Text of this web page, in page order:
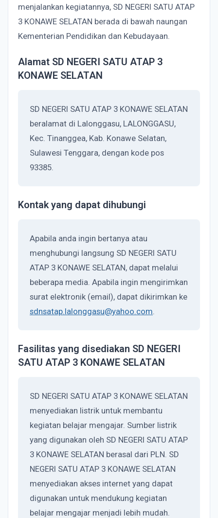
menjalankan kegiatannya, SD NEGERI SATU ATAP
3 KONAWE SELATAN berada di bawah naungan
Kementerian Pendidikan dan Kebudayaan.
Alamat SD NEGERI SATU ATAP 3
KONAWE SELATAN
SD NEGERI SATU ATAP 3 KONAWE SELATAN
beralamat di Lalonggasu, LALONGGASU,
Kec. Tinanggea, Kab. Konawe Selatan,
Sulawesi Tenggara, dengan kode pos
93385.
Kontak yang dapat dihubungi
Apabila anda ingin bertanya atau
menghubungi langsung SD NEGERI SATU
ATAP 3 KONAWE SELATAN, dapat melalui
beberapa media. Apabila ingin mengirimkan
surat elektronik (email), dapat dikirimkan ke
sdnsatap.lalonggasu@yahoo.com.
Fasilitas yang disediakan SD NEGERI
SATU ATAP 3 KONAWE SELATAN
SD NEGERI SATU ATAP 3 KONAWE SELATAN
menyediakan listrik untuk membantu
kegiatan belajar mengajar. Sumber listrik
yang digunakan oleh SD NEGERI SATU ATAP
3 KONAWE SELATAN berasal dari PLN. SD
NEGERI SATU ATAP 3 KONAWE SELATAN
menyediakan akses internet yang dapat
digunakan untuk mendukung kegiatan
belajar mengajar menjadi lebih mudah.